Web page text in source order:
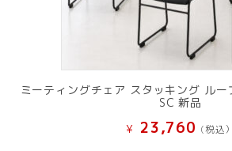
ミーティングチェア スタッキング ル
SC 新品
¥ 23,760 (税込）